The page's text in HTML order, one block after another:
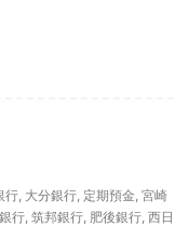
行, 大分銀行, 定期預金, 宮崎
行, 筑邦銀行, 肥後銀行, 西日